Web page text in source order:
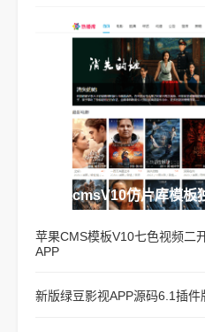
苹果cmsV10仿片库模
苹果CMS模板V10七色视频二
APP
新版绿豆影视APP源码6.1插